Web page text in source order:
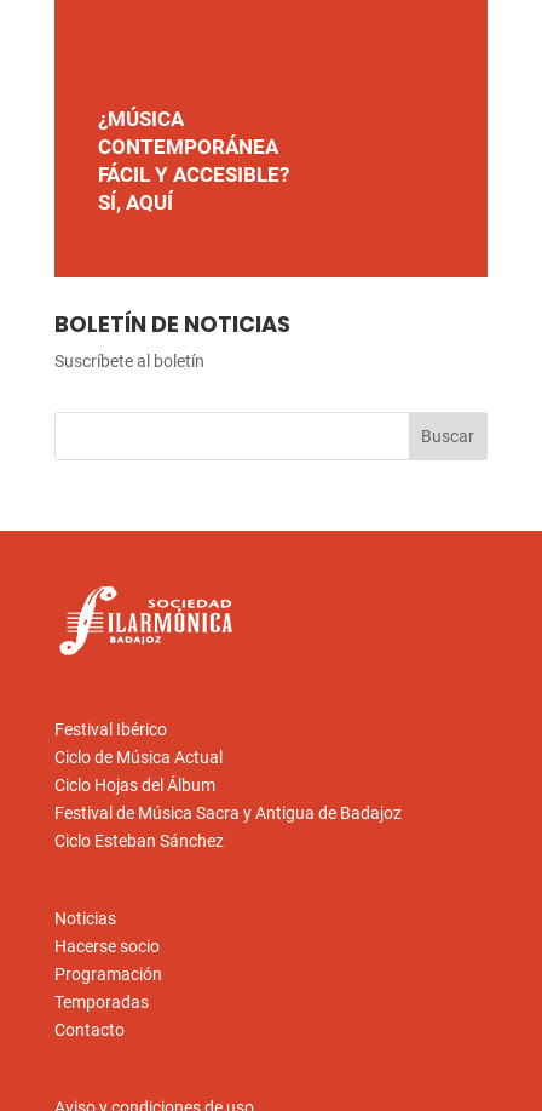
¿MÚSICA
CONTEMPORÁNEA
FÁCIL Y ACCESIBLE?
SÍ, AQUÍ
BOLETÍN DE NOTICIAS
Suscríbete al boletín
Festival Ibérico
Ciclo de Música Actual
Ciclo Hojas del Álbum
Festival de Música Sacra y Antigua de Badajoz
Ciclo Esteban Sánchez
Noticias
Hacerse socio
Programación
Temporadas
Contacto